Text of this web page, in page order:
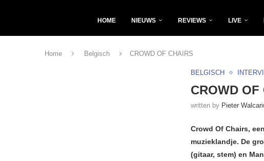
HOME NIEUWS REVIEWS LIVE
Home Belgisch CROWD OF CHAIRS
BELGISCH
CROWD OF
written by Pieter
Crowd Of Chairs,
muzieklandje. De
(gitaar, stem) en